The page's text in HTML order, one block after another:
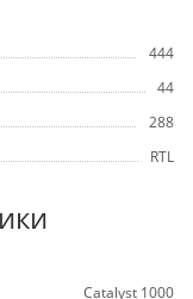
444
44
288
RTL
Catalyst 1000